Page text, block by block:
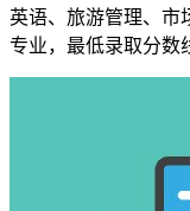
英语、旅游管理、市
专业，最低录取分数